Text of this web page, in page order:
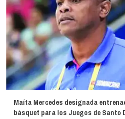
Maíta Mercedes designada
básquet para los Juegos de Santo